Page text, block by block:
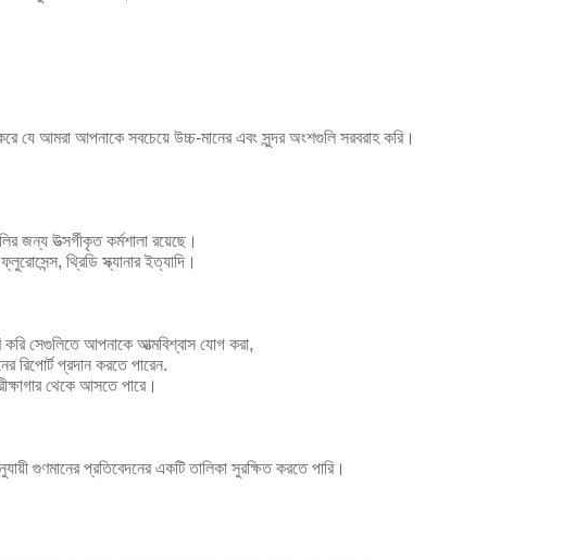
যে আমরা আপনাকে সবচেয়ে উচ্চ-মানের এবং সুন্দর অংশগুলি সরবরাহ করি।
জন্য উত্সর্গীকৃত কর্মশালা রয়েছে।
থ্রিডি স্ক্যানার ইত্যাদি।
সেগুলিতে আপনাকে আত্মবিশ্বাস যোগ করা,
রিপোর্ট প্রদান করতে পারেন.
থেকে আসতে পারে।
গুণমানের প্রতিবেদনের একটি তালিকা সুরক্ষিত করতে পারি।